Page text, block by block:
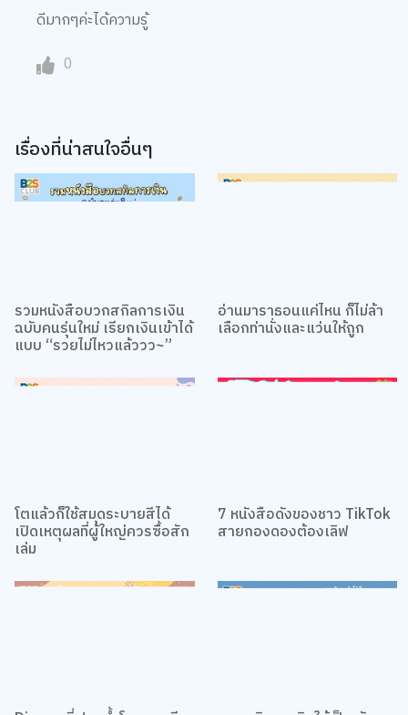
ดีมากๆค่ะได้ความรู้
0
เรื่องที่น่าสนใจอื่นๆ
รวมหนังสือบวกสกิลการเงิน
ฉบับคนรุ่นใหม่ เรียกเงินเข้าได้
แบบ “รวยไม่ไหวแล้ววว~”
อ่านมาราธอนแค่ไหน ก็ไม่ล้า
เลือกท่านั่งและแว่นให้ถูก
โตแล้วก็ใช้สมุดระบายสีได้
เปิดเหตุผลที่ผู้ใหญ่ควรซื้อสัก
เล่ม
7 หนังสือดังของชาว TikTok
สายกองดองต้องเลิฟ